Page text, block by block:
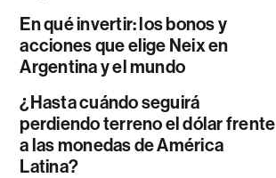
En qué invertir: los bonos y
acciones que elige Neix en
Argentina y el mundo
¿Hasta cuándo seguirá
perdiendo terreno el dólar frente
a las monedas de América
Latina?